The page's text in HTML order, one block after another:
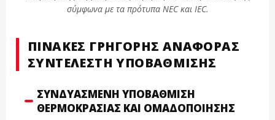
σύμφωνα με τα πρότυπα NEC και IEC.
ΠΊΝΑΚΕΣ ΓΡΉΓΟΡΗΣ ΑΝΑΦΟΡΆΣ
ΣΥΝΤΕΛΕΣΤΉ ΥΠΟΒΆΘΜΙΣΗΣ
ΣΥΝΔΥΑΣΜΈΝΗ ΥΠΟΒΆΘΜΙΣΗ
ΘΕΡΜΟΚΡΑΣΊΑΣ ΚΑΙ ΟΜΑΔΟΠΟΊΗΣΗΣ